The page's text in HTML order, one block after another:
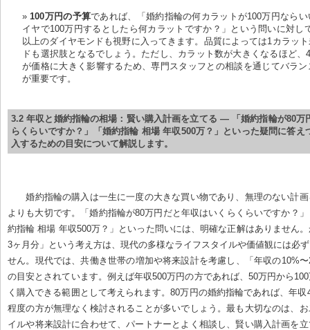
100万円の予算であれば、「婚約指輪の何カラットが100万円なら
イヤで100万円するとしたら何カラットですか？」という問いに対し
以上のダイヤモンドも視野に入ってきます。品質によっては1カラッ
ドも選択肢となるでしょう。ただし、カラット数が大きくなるほど、
が価格に大きく影響するため、専門スタッフとの相談を通じてバラ
が重要です。
3.2 年収と婚約指輪の相場：賢い購入計画を立てる — 「婚約指輪が80万
らくらいですか？」「婚約指輪 相場 年収500万？」といった疑問に答え
入するための目安について解説します。
婚約指輪の購入は一生に一度の大きな買い物であり、無理のない計
よりも大切です。「婚約指輪が80万円だと年収はいくらくらいですか？
約指輪 相場 年収500万？」といった問いには、明確な正解はありません
3ヶ月分」という考え方は、現代の多様なライフスタイルや価値観には必
せん。現代では、共働き世帯の増加や将来設計を考慮し、「年収の10%
の目安とされています。例えば年収500万円の方であれば、50万円から
く購入できる範囲として考えられます。80万円の婚約指輪であれば、年収
程度の方が無理なく検討されることが多いでしょう。最も大切なのは、
イルや将来設計に合わせて、パートナーとよく相談し、賢い購入計画を